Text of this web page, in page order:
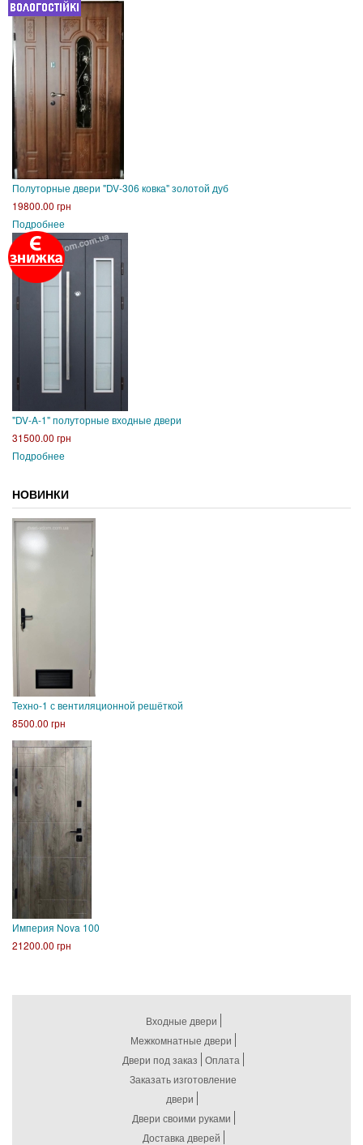
Полуторные двери "DV-306 ковка" золотой дуб
19800.00 грн
Подробнее
"DV-A-1" полуторные входные двери
31500.00 грн
Подробнее
НОВИНКИ
Техно-1 с вентиляционной решёткой
8500.00 грн
Империя Nova 100
21200.00 грн
Входные двери
Межкомнатные двери
Двери под заказ Оплата
Заказать изготовление
двери
Двери своими руками
Доставка дверей